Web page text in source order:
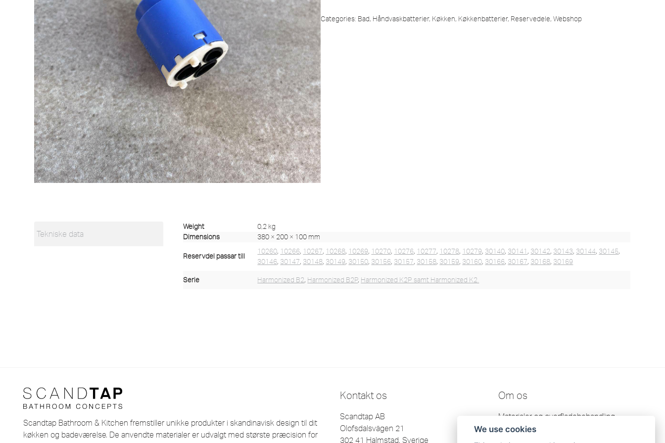
Categories: Bad, Håndvaskbatterier, Køkken, Køkkenbatterier, Reservedele, Webshop
Tekniske data
Weight
0,2 kg
Dimensions
380 × 200 × 100 mm
Reservdel passar till
10260, 10266, 10267, 10268, 10269, 10270, 10276, 10277, 10278, 10279, 30140, 30141 , 30142, 30143, 30144, 30145,
30146, 30147, 30148, 30149, 30150, 30156, 30157, 30158, 30159, 30160, 30166, 30167, 30168, 30169
Serie Harmonized B2, Harmonized B2P, Harmonized K2P samt Harmonized K2.
Scandtap Bathroom & Kitchen fremstiller unikke produkter i skandinavisk design til dit
køkken og badeværelse. De anvendte materialer er udvalgt med største præcision for
Kontakt os
Scandtap AB
Olofsdalsvägen 21
302 41 Halmstad, Sverige
Om os
Materialer og overfladebehandling
Kontakt
We use cookies